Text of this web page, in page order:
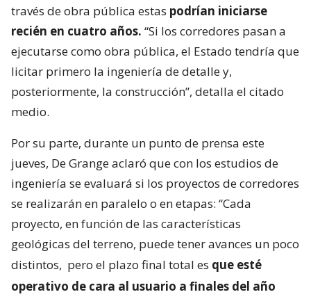
través de obra pública estas podrían iniciarse
recién en cuatro años. “Si los corredores pasan a
ejecutarse como obra pública, el Estado tendría que
licitar primero la ingeniería de detalle y,
posteriormente, la construcción”, detalla el citado
medio.
Por su parte, durante un punto de prensa este
jueves, De Grange aclaró que con los estudios de
ingeniería se evaluará si los proyectos de corredores
se realizarán en paralelo o en etapas: “Cada
proyecto, en función de las características
geológicas del terreno, puede tener avances un poco
distintos, pero el plazo final total es que esté
operativo de cara al usuario a finales del año